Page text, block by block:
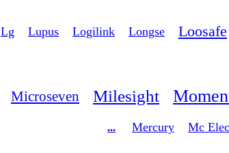
Loosafe
Longse
Logilink
Lupus
Lg
Milesight
Microseven
Mc
Mercury
...